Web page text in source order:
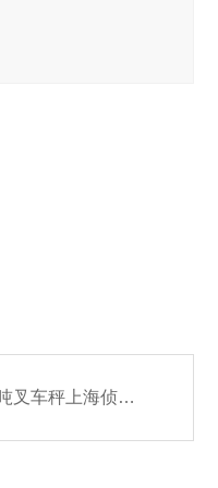
秤上海侦权衡器*